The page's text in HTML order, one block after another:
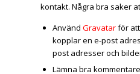
kontakt. Några bra saker
Använd Gravatarför
kopplar en e-post
post adresser och
Lämna bra